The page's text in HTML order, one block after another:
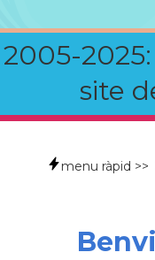
2005-
site
menu ràpid >>